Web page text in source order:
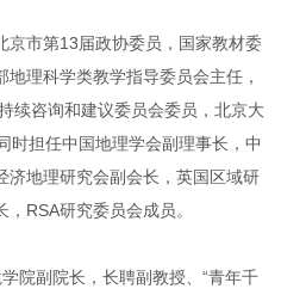
京市第13届政协委员，国家教材委
理科学类教学指导委员会主任，
续咨询和建议委员会委员，北京大
时担任中国地理学会副理事长，中
济地理研究会副会长，英国区域研
RSA研究委员会成员。
院副院长，长聘副教授、“青年千